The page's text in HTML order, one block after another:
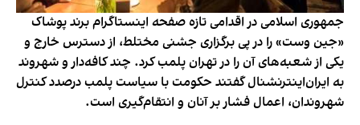
جمهوری اسلامی در اقدامی تازه صفحه اینستاگرام برند پوشاک
«جین وست» را در پی برگزاری جشنی مختلط، از دسترس خارج و
یکی از شعبه‌های آن را در تهران پلمب کرد. چند کافه‌‌دار و شهروند
به ایران‌اینترنشنال گفتند حکومت با سیاست پلمب درصدد کنترل
شهروندان، اعمال فشار بر آنان و انتقام‌گیری است.